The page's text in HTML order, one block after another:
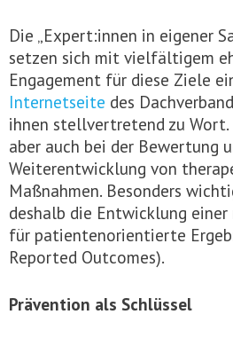
Die „Expert:innen in eigener
setzen sich mit vielfältigem
Engagement für diese Ziele
Internetseite des
ihnen stellvertretend zu
aber auch bei der Bewertung
Weiterentwicklung von
Maßnahmen. Besonders
deshalb die Entwicklung
für patientenorientierte
Reported Outcomes).
Prävention als Schlüssel